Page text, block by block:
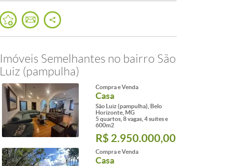
Imóveis Semelhantes no bairro São
Luiz (pampulha)
Compra e Venda
Casa
São Luiz (pampulha), Belo
Horizonte, MG
5 quartos, 8 vagas, 4 suites e
600m2
R$ 2.950.000,00
Compra e Venda
Casa